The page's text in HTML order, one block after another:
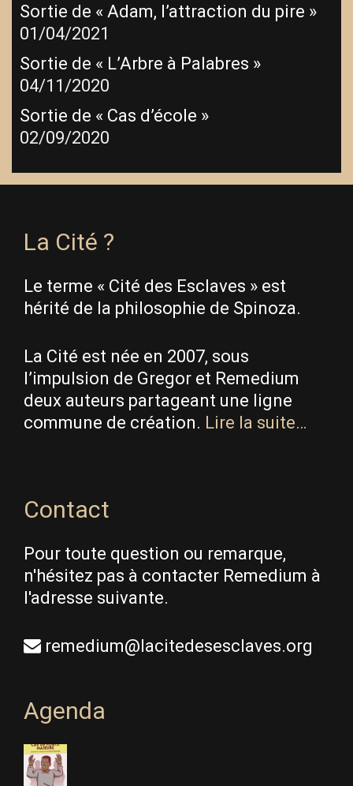
Sortie de « Adam, l’attraction du pire »
01/04/2021
Sortie de « L’Arbre à Palabres »
04/11/2020
Sortie de « Cas d’école »
02/09/2020
La Cité ?
Le terme « Cité des Esclaves » est
hérité de la philosophie de Spinoza.
La Cité est née en 2007, sous
l’impulsion de Gregor et Remedium
deux auteurs partageant une ligne
commune de création. Lire la suite…
Contact
Pour toute question ou remarque,
n'hésitez pas à contacter Remedium à
l'adresse suivante.
remedium@lacitedesesclaves.org
Agenda